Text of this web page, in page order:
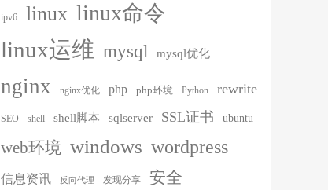
ipv6 linux linux命令
linux运维 mysql mysql优化
nginx nginx优化 php php环境 Python rewrite
SEO shell shell脚本 sqlserver SSL证书 ubuntu
web环境 windows wordpress
信息资讯 反向代理 发现分享 安全